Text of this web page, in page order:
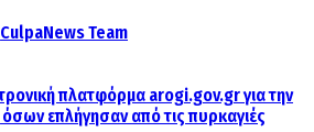
CulpaNews Team